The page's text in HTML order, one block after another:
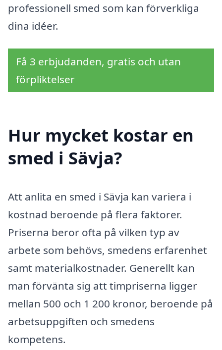
professionell smed som kan förverkliga
dina idéer.
Få 3 erbjudanden, gratis och utan
förpliktelser
Hur mycket kostar en
smed i Sävja?
Att anlita en smed i Sävja kan variera i
kostnad beroende på flera faktorer.
Priserna beror ofta på vilken typ av
arbete som behövs, smedens erfarenhet
samt materialkostnader. Generellt kan
man förvänta sig att timpriserna ligger
mellan 500 och 1 200 kronor, beroende på
arbetsuppgiften och smedens
kompetens.